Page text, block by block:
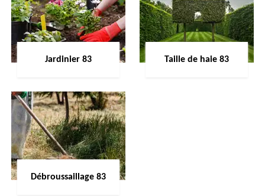
Jardinier 83 Taille de haie 83
Débroussaillage 83